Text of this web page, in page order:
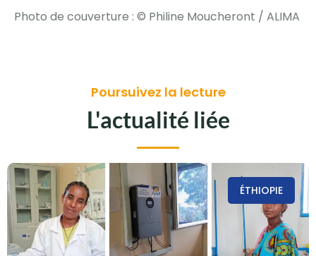
Photo de couverture : © Philine Moucheront / ALIMA
Poursuivez la lecture
L'actualité liée
ÉTHIOPIE